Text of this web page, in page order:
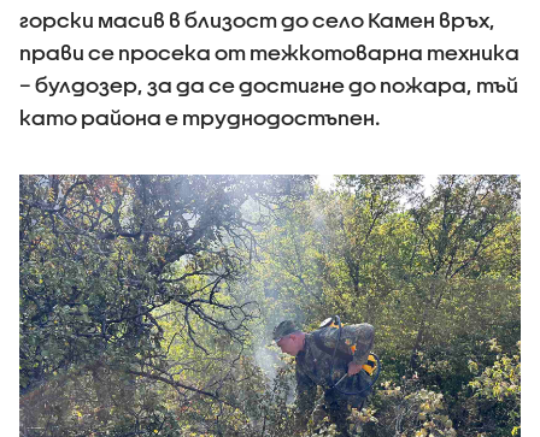
горски масив в близост до село Камен връх,
прави се просека от тежкотоварна техника
– булдозер, за да се достигне до пожара, тъй
като района е труднодостъпен.